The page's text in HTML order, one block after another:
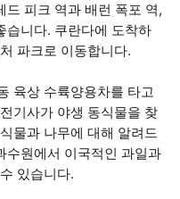
드 피크 역과 배런 폭포 역,
습니다. 쿠란다에 도착하
파크로 이동합니다.
육상 수륙양용차를 타고
기사가 야생 동식물을 찾
물과 나무에 대해 알려드
수원에서 이국적인 과일과
있습니다.